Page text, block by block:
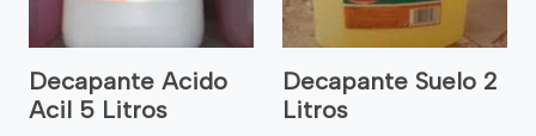
Decapante Acido
Acil 5 Litros
Decapante Suelo 2
Litros